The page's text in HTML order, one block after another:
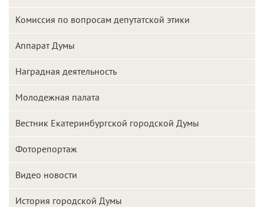
Комиссия по вопросам депутатской этики
Аппарат Думы
Наградная деятельность
Молодежная палата
Вестник Екатеринбургской городской Думы
Фоторепортаж
Видео новости
История городской Думы